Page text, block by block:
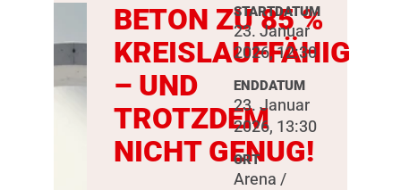
BETON ZU 85 %
KREISLAUFFÄHIG
– UND
TROTZDEM
NICHT GENUG!
STARTDATUM
23. Januar
2026, 12:30
ENDDATUM
23. Januar
2026, 13:30
ORT
Arena /